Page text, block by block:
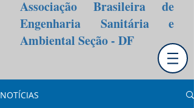
Associação Brasileira de
Engenharia Sanitária e
Ambiental Seção - DF
NOTÍCIAS